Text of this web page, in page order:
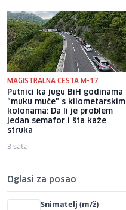
MAGISTRALNA CESTA M-17
Putnici ka jugu BiH godinama
"muku muče" s kilometarskim
kolonama: Da li je problem
jedan semafor i šta kaže
struka
3 sata
Oglasi za posao
Snimatelj (m/ž)